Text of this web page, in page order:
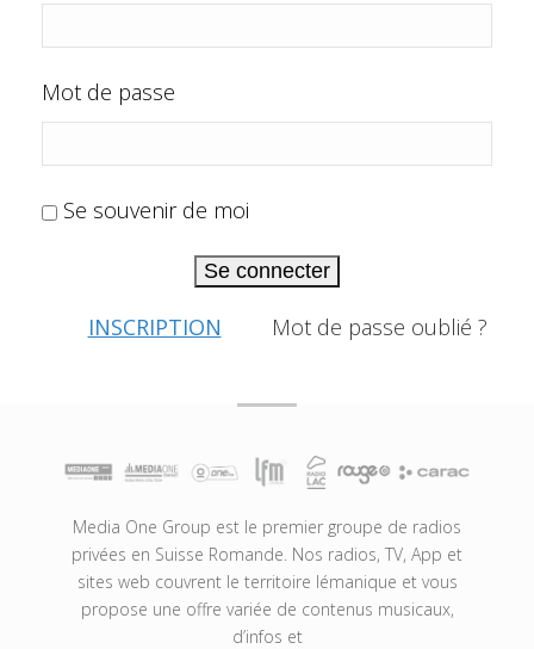
Mot de passe
Se souvenir de moi
Se connecter
INSCRIPTION Mot de passe oublié ?
Media One Group est le premier groupe de radios
privées en Suisse Romande. Nos radios, TV, App et
sites web couvrent le territoire lémanique et vous
propose une offre variée de contenus musicaux,
d’infos et